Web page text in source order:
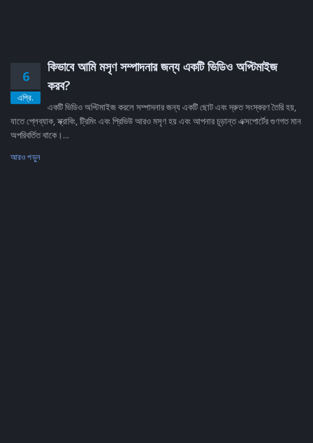
6
এপ্রি.
কিভাবে আমি মসৃণ সম্পাদনার জন্য একটি ভিডিও অপ্টিমাইজ
করব?
একটি ভিডিও অপ্টিমাইজ করলে সম্পাদনার জন্য একটি ছোট এবং দ্রুত সংস্করণ তৈরি হয়,
যাতে প্লেব্যাক, স্ক্রাবিং, ট্রিমিং এবং প্রিভিউ আরও মসৃণ হয় এবং আপনার চূড়ান্ত এক্সপোর্টের গুণগত মান
অপরিবর্তিত থাকে।...
আরও পড়ুন